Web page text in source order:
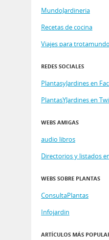
MundoJardineria
Recetas de cocina
Viajes para
REDES SOCIALES
PlantasyJardines en
PlantasYJardines en
WEBS AMIGAS
audio libros
Directorios y listados
WEBS SOBRE PLANTAS
ConsultaPlantas
Infojardin
ARTÍCULOS MÁS